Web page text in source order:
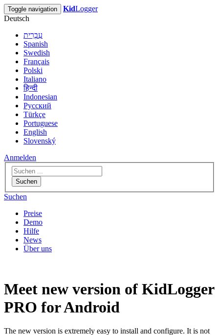
Toggle navigation KidLogger
Deutsch
עִבְרִית
Spanish
Swedish
Français
Polski
Italiano
हिन्दी
Indonesian
Русский
Türkçe
Portuguese
English
Slovenský
Anmelden
Suchen
Suchen
Preise
Demo
Hilfe
News
Über uns
Meet new version of KidLogger
PRO for Android
The new version is extremely easy to install and configure. It is not